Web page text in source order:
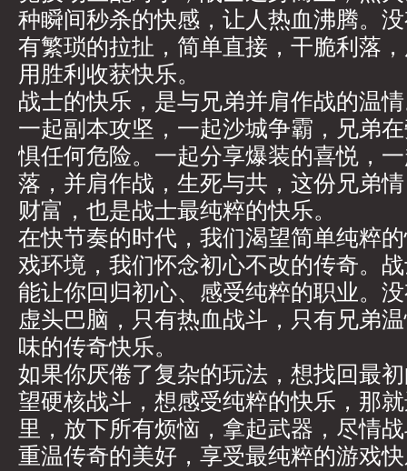
种瞬间秒杀的快感，让人热血沸腾。
有繁琐的拉扯，简单直接，干脆利落
用胜利收获快乐。
战士的快乐，是与兄弟并肩作战的温
一起副本攻坚，一起沙城争霸，兄弟
惧任何危险。一起分享爆装的喜悦，
落，并肩作战，生死与共，这份兄弟
财富，也是战士最纯粹的快乐。
在快节奏的时代，我们渴望简单纯粹
戏环境，我们怀念初心不改的传奇。
能让你回归初心、感受纯粹的职业。
虚头巴脑，只有热血战斗，只有兄弟
味的传奇快乐。
如果你厌倦了复杂的玩法，想找回最
望硬核战斗，想感受纯粹的快乐，那
里，放下所有烦恼，拿起武器，尽情
重温传奇的美好，享受最纯粹的游戏